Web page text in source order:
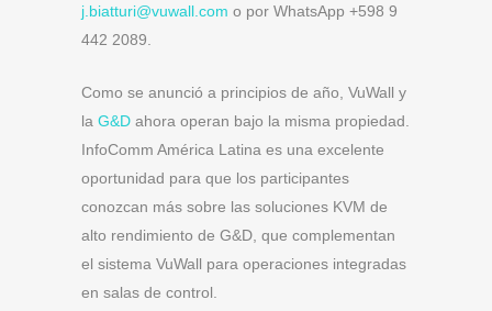
j.biatturi@vuwall.com o por WhatsApp +598 9
442 2089.
Como se anunció a principios de año, VuWall y
la G&D ahora operan bajo la misma propiedad.
InfoComm América Latina es una excelente
oportunidad para que los participantes
conozcan más sobre las soluciones KVM de
alto rendimiento de G&D, que complementan
el sistema VuWall para operaciones integradas
en salas de control.